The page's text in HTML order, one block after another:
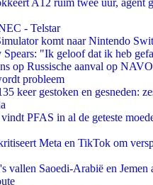
A12 ruim twee uur, agent
- Telstar
komt naar Nintendo
Spears: "Ik geloof dat ik heb
op Russische aanval op
probleem
keer gestoken en gesneden:
PFAS in al de geteste
Meta en TikTok om
vallen Saoedi-Arabië en Jemen